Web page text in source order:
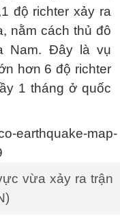
độ richter xảy ra
nằm cách thủ đô
Nam. Đây là vụ
hơn 6 độ richter
1 tháng ở quốc
vừa xảy ra trận